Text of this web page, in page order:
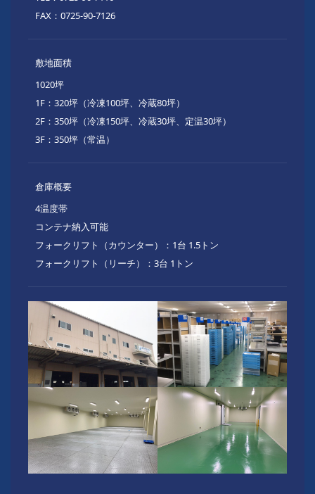
FAX：0725-90-7126
敷地面積
1020坪
1F：320坪（冷凍100坪、冷蔵80坪）
2F：350坪（冷凍150坪、冷蔵30坪、定温30坪）
3F：350坪（常温）
倉庫概要
4温度帯
コンテナ納入可能
フォークリフト（カウンター）：1台 1.5トン
フォークリフト（リーチ）：3台 1トン